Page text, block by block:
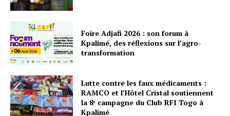
Foire Adjafi 2026 : son forum à
Kpalimé, des réflexions sur l’agro-
transformation
Lutte contre les faux médicaments :
RAMCO et l’Hôtel Cristal soutiennent
la 8ᵉ campagne du Club RFI Togo à
Kpalimé